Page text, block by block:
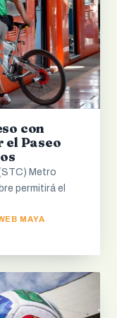
con
el Paseo
Metro
permitirá el
MAYA